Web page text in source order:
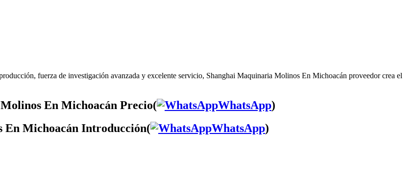
fuerza de investigación avanzada y excelente servicio, Shanghai Maquinaria Molinos En Michoacán proveedor crea el
En Michoacán Precio( WhatsApp)
Michoacán Introducción(
WhatsApp)